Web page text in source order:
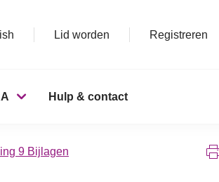
Lid worden Registreren
Hulp & contact
9 Bijlagen